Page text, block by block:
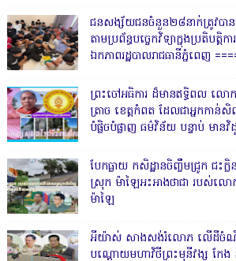
ជនសង្ស័យជនចំនួន២៨នាក់ត្រូវបាន
តាមប្រព័ន្ធបច្ចេកវិទ្យាក្នុងប្រតិបត្
ឯកភាពរដ្ឋបាលរាជធានីភ្នំពេញ
ព្រះចៅអធិការ ដ៏មានឥទ្ធិពល ល
ត្រាច ខេត្តកំពត ដែលជាអ្នកកា
បំផ្លិចបំផ្លាញ ធម៌វិន័យ បន្ទាប់ មានវិ
បែកធ្លាយ កសិដ្ឋានចិញ្ចឹមជ្រូក ជះ
ស្រុក ម៉ាឡៃអះអាងថាជា របស់ល
ម៉ាឡៃ
អីយ៉ាស់ សាងសង់រំលោភ លើដីចំណីផ្
បណ្ដោយមហាវិថីព្រះមុនីវង្ស កែង